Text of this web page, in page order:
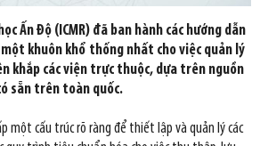
Ấn Độ (ICMR) đã ban hành các hướng dẫn
khuôn khổ thống nhất cho việc quản lý
khắp các viện trực thuộc, dựa trên nguồn
sẵn trên toàn quốc.
một cấu trúc rõ ràng để thiết lập và quản lý các